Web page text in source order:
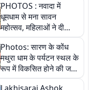
PHOTOS : नवादा में
धूमधाम से मना सावन
महोत्सव, महिलाओं ने दी
सांस्कृतिक प्रस्तुतियां
Photos: सारण के कोंध
मथुरा धाम के पर्यटन स्थल के
रूप में विकसित होने की जगी
आस, 9 तस्वीरों में देखें पूरी